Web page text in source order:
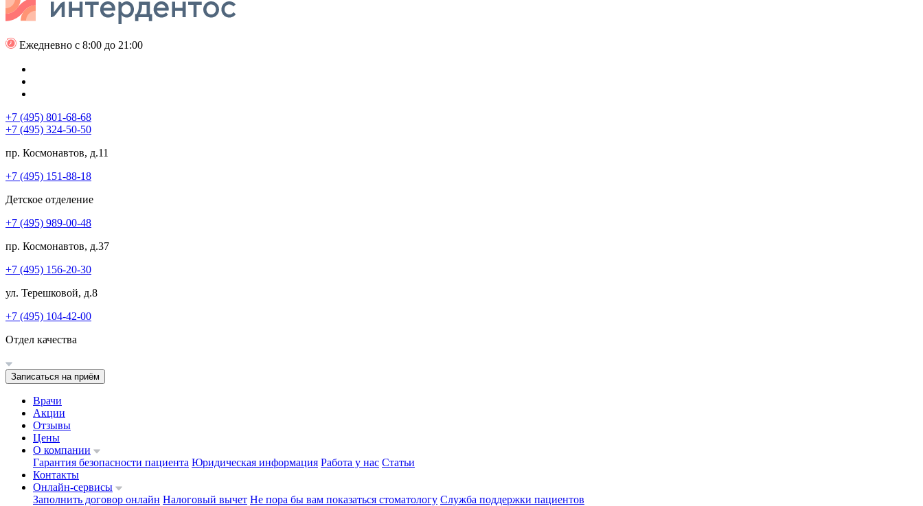
Ежедневно с 8:00 до 21:00
+7 (495) 801-68-68
+7 (495) 324-50-50
пр. Космонавтов, д.11
+7 (495) 151-88-18
Детское отделение
+7 (495) 989-00-48
пр. Космонавтов, д.37
+7 (495) 156-20-30
ул. Терешковой, д.8
+7 (495) 104-42-00
Отдел качества
Записаться на приём
Врачи
Акции
Отзывы
Цены
О компании
Гарантия безопасности пациента Юридическая информация Работа у нас Статьи
Контакты
Онлайн-сервисы
Заполнить договор онлайн Налоговый вычет Не пора бы вам показаться стоматологу Служба поддержки пациентов